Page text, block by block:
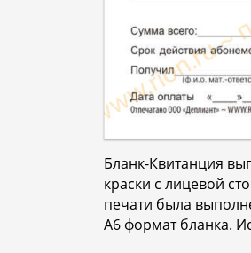
Бланк-Квитанция
краски с лицевой
печати была
А6 формат бланка.